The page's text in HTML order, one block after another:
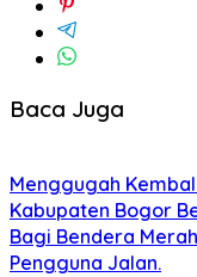
Baca Juga
Menggugah
Kabupaten Bogor
Bagi Bendera
Pengguna Jalan.